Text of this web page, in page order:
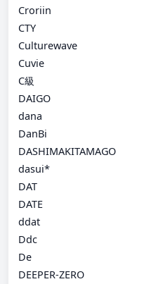
Croriin
CTY
Culturewave
Cuvie
C級
DAIGO
dana
DanBi
DASHIMAKITAMAGO
dasui*
DAT
DATE
ddat
Ddc
De
DEEPER-ZERO